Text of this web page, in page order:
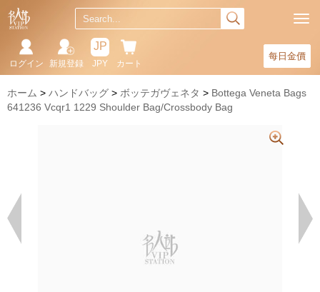
每日金價
カート
JP
JPY
新規登録
ログイン
ホーム ハンドバッグ ボッテガヴェネタ
Bottega Veneta Bags
641236 Vcqr1 1229 Shoulder Bag/Crossbody Bag